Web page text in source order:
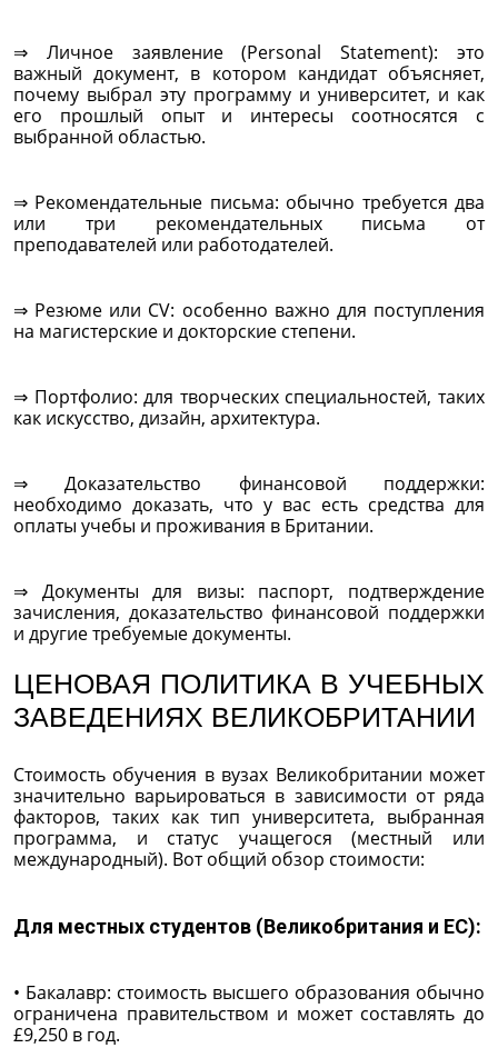
⇒ Личное заявление (Personal Statement): это
важный документ, в котором кандидат объясняет,
почему выбрал эту программу и университет, и как
его прошлый опыт и интересы соотносятся с
выбранной областью.
⇒ Рекомендательные письма: обычно требуется два
или три рекомендательных письма от
преподавателей или работодателей.
⇒ Резюме или CV: особенно важно для поступления
на магистерские и докторские степени.
⇒ Портфолио: для творческих специальностей, таких
как искусство, дизайн, архитектура.
⇒ Доказательство финансовой поддержки:
необходимо доказать, что у вас есть средства для
оплаты учебы и проживания в Британии.
⇒ Документы для визы: паспорт, подтверждение
зачисления, доказательство финансовой поддержки
и другие требуемые документы.
ЦЕНОВАЯ ПОЛИТИКА В УЧЕБНЫХ
ЗАВЕДЕНИЯХ ВЕЛИКОБРИТАНИИ
Стоимость обучения в вузах Великобритании может
значительно варьироваться в зависимости от ряда
факторов, таких как тип университета, выбранная
программа, и статус учащегося (местный или
международный). Вот общий обзор стоимости:
Для местных студентов (Великобритания и ЕС):
• Бакалавр: стоимость высшего образования обычно
ограничена правительством и может составлять до
£9,250 в год.